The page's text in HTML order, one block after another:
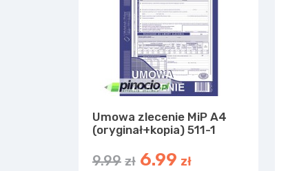
Umowa zlecenie MiP A4
(oryginał+kopia) 511-1
9.99 zł 6.99 zł